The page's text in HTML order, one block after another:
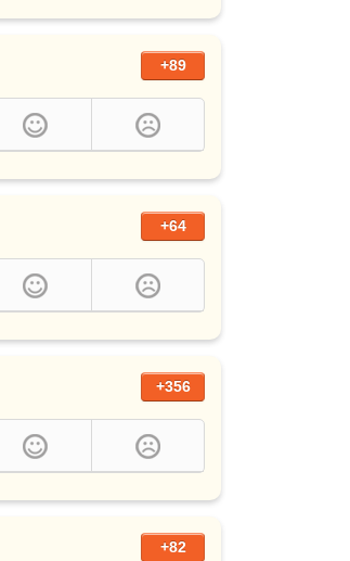
+89
+64
+356
+82